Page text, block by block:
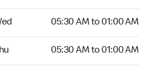
05:30 AM to 01:00 AM
05:30 AM to 01:00 AM